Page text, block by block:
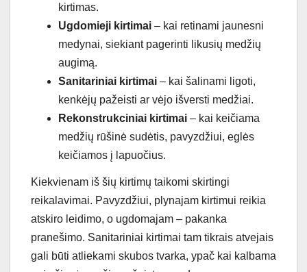
kirtimas.
Ugdomieji kirtimai – kai retinami jaunesni
medynai, siekiant pagerinti likusių medžių
augimą.
Sanitariniai kirtimai – kai šalinami ligoti,
kenkėjų pažeisti ar vėjo išversti medžiai.
Rekonstrukciniai kirtimai – kai keičiama
medžių rūšinė sudėtis, pavyzdžiui, eglės
keičiamos į lapuočius.
Kiekvienam iš šių kirtimų taikomi skirtingi
reikalavimai. Pavyzdžiui, plynajam kirtimui reikia
atskiro leidimo, o ugdomajam – pakanka
pranešimo. Sanitariniai kirtimai tam tikrais atvejais
gali būti atliekami skubos tvarka, ypač kai kalbama